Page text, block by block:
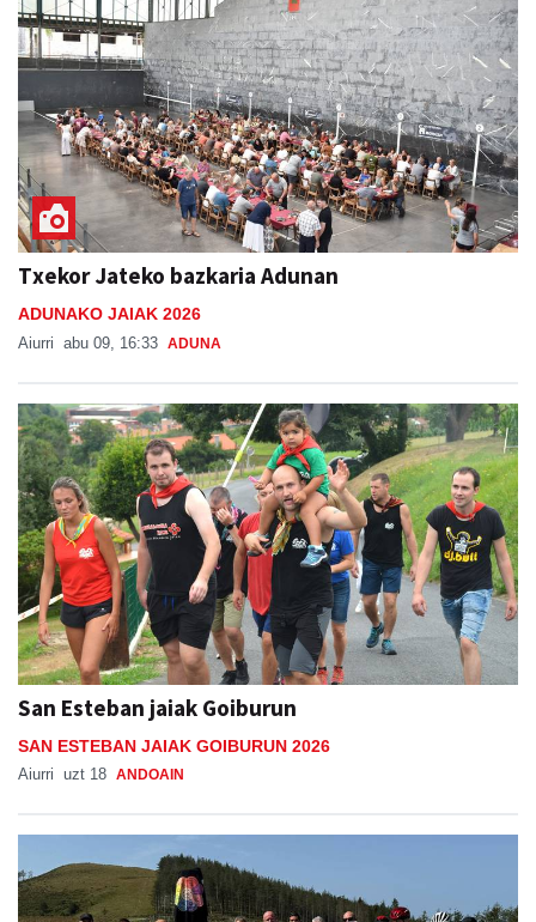
Txekor Jateko bazkaria Adunan
ADUNAKO JAIAK 2026
Aiurri abu 09, 16:33 ADUNA
San Esteban jaiak Goiburun
SAN ESTEBAN JAIAK GOIBURUN 2026
Aiurri uzt 18 ANDOAIN